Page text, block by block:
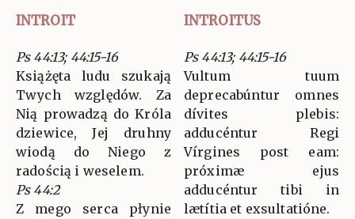
INTROIT INTROITUS
Ps 44:13; 44:15-16
Książęta ludu szukają
Twych względów. Za
Nią prowadzą do Króla
dziewice, Jej druhny
wiodą do Niego z
radością i weselem.
Ps 44:2
Z mego serca płynie
Ps 44:13; 44:15-16
Vultum tuum
deprecabúntur omnes
dívites plebis:
adducéntur Regi
Vírgines post eam:
próximæ ejus
adducéntur tibi in
lætítia et exsultatióne.